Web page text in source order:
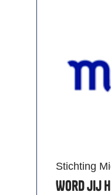
Stichting
Word jij